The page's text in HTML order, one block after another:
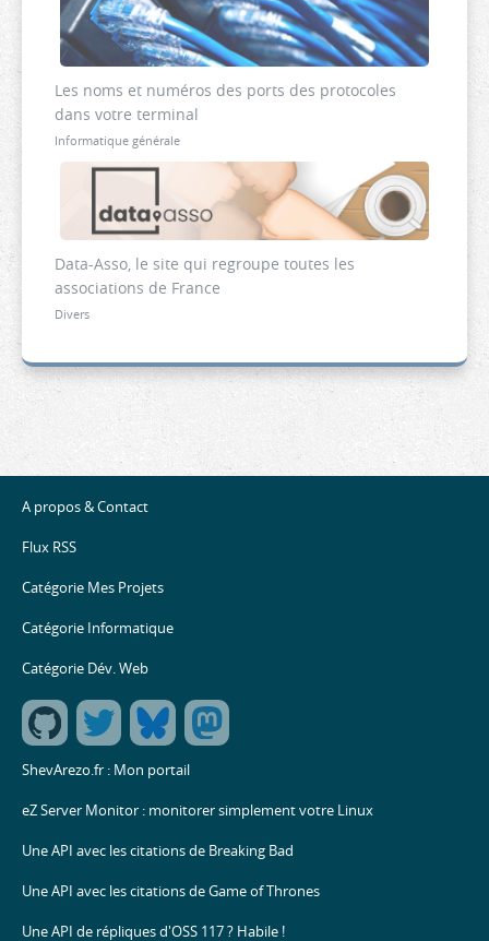
Les noms et numéros des ports des protocoles
dans votre terminal
Informatique générale
Data-Asso, le site qui regroupe toutes les
associations de France
Divers
A propos & Contact
Flux RSS
Catégorie Mes Projets
Catégorie Informatique
Catégorie Dév. Web
ShevArezo.fr : Mon portail
eZ Server Monitor : monitorer simplement votre Linux
Une API avec les citations de Breaking Bad
Une API avec les citations de Game of Thrones
Une API de répliques d'OSS 117 ? Habile !